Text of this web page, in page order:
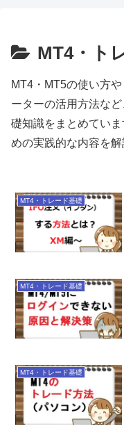
MT4・ト
MT4・MT5の使い方
ーターの活用方法な
礎知識をまとめてい
めの実践的な内容を解
MT4・トレード基礎
MT4・トレード基礎
MT4・トレード基礎